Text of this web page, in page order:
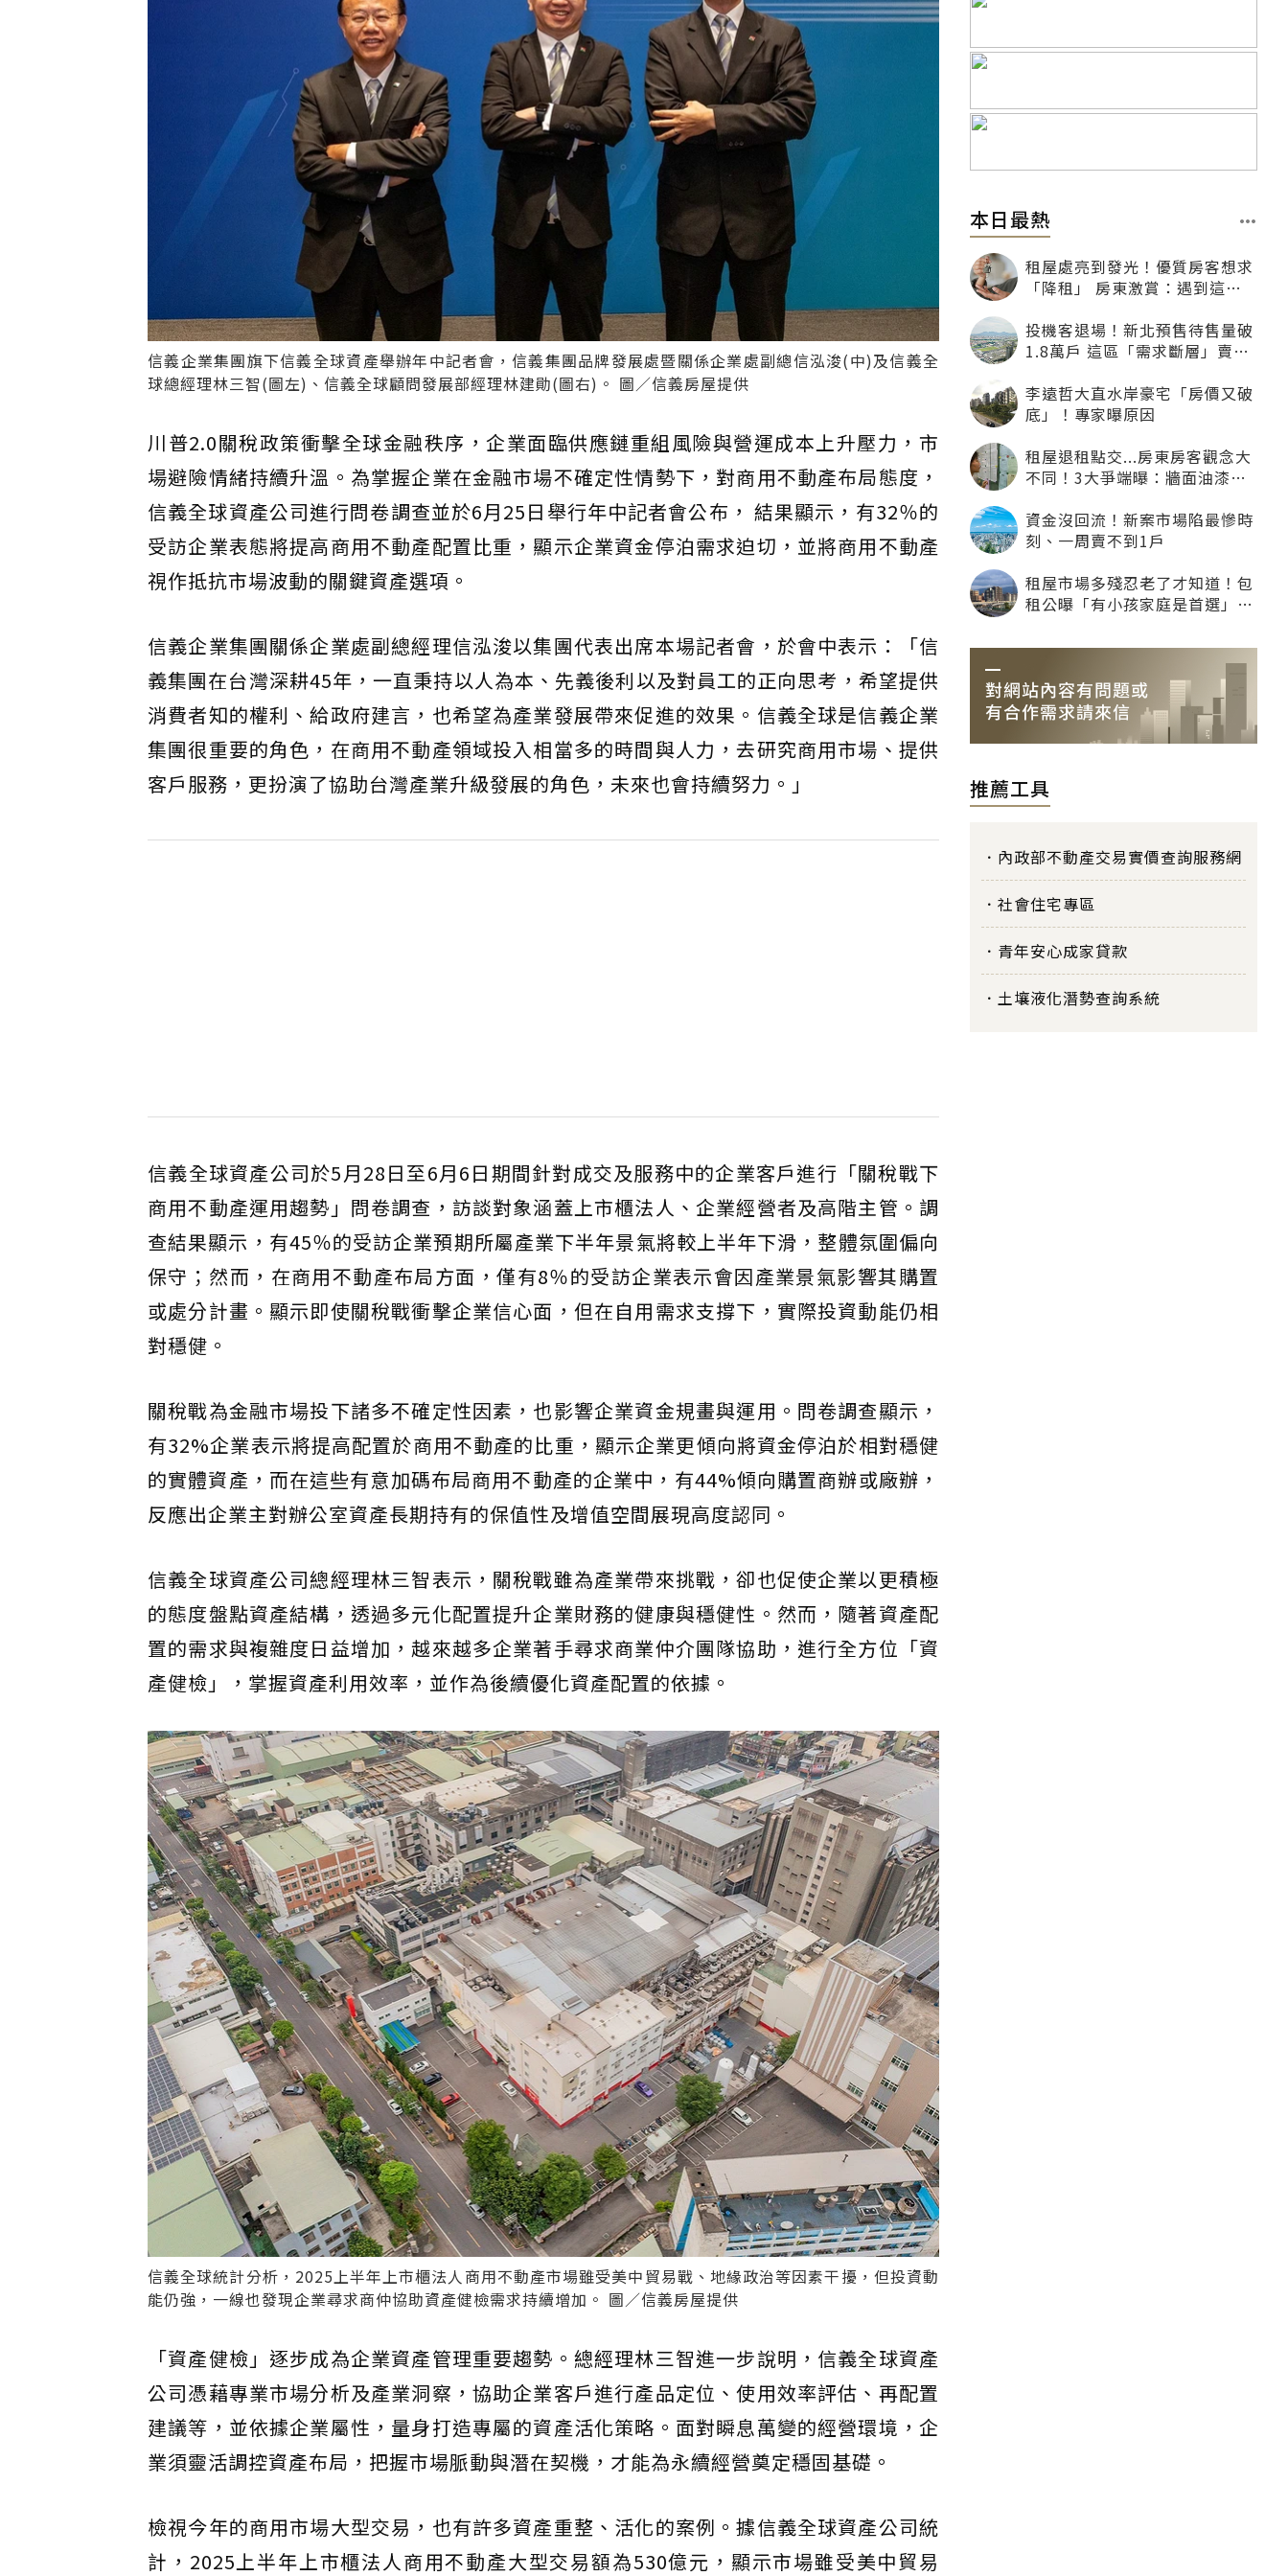
信義企業集團旗下信義全球資產舉辦年中記者會，信義集團品牌發展處暨關係企業處副總信泓浚(中)及信義全
球總經理林三智(圖左)、信義全球顧問發展部經理林建勛(圖右)。 圖／信義房屋提供
川普2.0關稅政策衝擊全球金融秩序，企業面臨供應鏈重組風險與營運成本上升壓力，市
場避險情緒持續升溫。為掌握企業在金融市場不確定性情勢下，對商用不動產布局態度，
信義全球資產公司進行問卷調查並於6月25日舉行年中記者會公布， 結果顯示，有32％的
受訪企業表態將提高商用不動產配置比重，顯示企業資金停泊需求迫切，並將商用不動產
視作抵抗市場波動的關鍵資產選項。
信義企業集團關係企業處副總經理信泓浚以集團代表出席本場記者會，於會中表示：「信
義集團在台灣深耕45年，一直秉持以人為本、先義後利以及對員工的正向思考，希望提供
消費者知的權利、給政府建言，也希望為產業發展帶來促進的效果。信義全球是信義企業
集團很重要的角色，在商用不動產領域投入相當多的時間與人力，去研究商用市場、提供
客戶服務，更扮演了協助台灣產業升級發展的角色，未來也會持續努力。」
信義全球資產公司於5月28日至6月6日期間針對成交及服務中的企業客戶進行「關稅戰下
商用不動產運用趨勢」問卷調查，訪談對象涵蓋上市櫃法人、企業經營者及高階主管。調
查結果顯示，有45％的受訪企業預期所屬產業下半年景氣將較上半年下滑，整體氛圍偏向
保守；然而，在商用不動產布局方面，僅有8％的受訪企業表示會因產業景氣影響其購置
或處分計畫。顯示即使關稅戰衝擊企業信心面，但在自用需求支撐下，實際投資動能仍相
對穩健。
關稅戰為金融市場投下諸多不確定性因素，也影響企業資金規畫與運用。問卷調查顯示，
有32%企業表示將提高配置於商用不動產的比重，顯示企業更傾向將資金停泊於相對穩健
的實體資產，而在這些有意加碼布局商用不動產的企業中，有44%傾向購置商辦或廠辦，
反應出企業主對辦公室資產長期持有的保值性及增值空間展現高度認同。
信義全球資產公司總經理林三智表示，關稅戰雖為產業帶來挑戰，卻也促使企業以更積極
的態度盤點資產結構，透過多元化配置提升企業財務的健康與穩健性。然而，隨著資產配
置的需求與複雜度日益增加，越來越多企業著手尋求商業仲介團隊協助，進行全方位「資
產健檢」，掌握資產利用效率，並作為後續優化資產配置的依據。
信義全球統計分析，2025上半年上市櫃法人商用不動產市場雖受美中貿易戰、地緣政治等因素干擾，但投資動
能仍強，一線也發現企業尋求商仲協助資產健檢需求持續增加。 圖／信義房屋提供
「資產健檢」逐步成為企業資產管理重要趨勢。總經理林三智進一步說明，信義全球資產
公司憑藉專業市場分析及產業洞察，協助企業客戶進行產品定位、使用效率評估、再配置
建議等，並依據企業屬性，量身打造專屬的資產活化策略。面對瞬息萬變的經營環境，企
業須靈活調控資產布局，把握市場脈動與潛在契機，才能為永續經營奠定穩固基礎。
檢視今年的商用市場大型交易，也有許多資產重整、活化的案例。據信義全球資產公司統
計，2025上半年上市櫃法人商用不動產大型交易額為530億元，顯示市場雖受美中貿易
本日最熱
租屋處亮到發光！優質房客想求
「降租」 房東激賞：遇到這種
投機客退場！新北預售待售量破
1.8萬戶 這區「需求斷層」賣壓
李遠哲大直水岸豪宅「房價又破
底」！專家曝原因
租屋退租點交...房東房客觀念大
不同！3大爭端曝：牆面油漆、
資金沒回流！新案市場陷最慘時
刻、一周賣不到1戶
租屋市場多殘忍老了才知道！包
租公曝「有小孩家庭是首選」：
推薦工具
內政部不動產交易實價查詢服務網
社會住宅專區
青年安心成家貸款
土壤液化潛勢查詢系統